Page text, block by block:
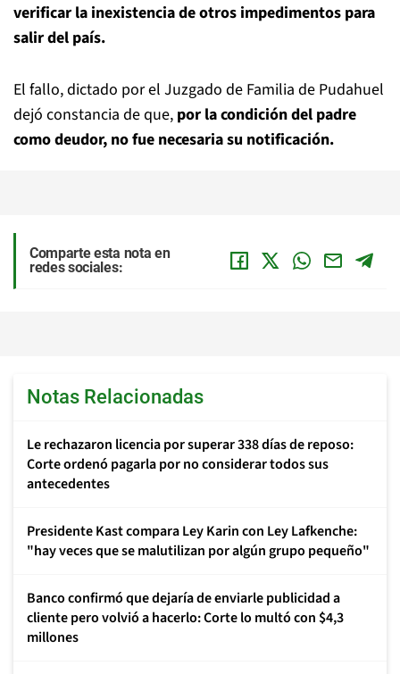
verificar la inexistencia de otros impedimentos para
salir del país.
El fallo, dictado por el Juzgado de Familia de Pudahuel
dejó constancia de que, por la condición del padre
como deudor, no fue necesaria su notificación.
Comparte esta nota en
redes sociales:
Notas Relacionadas
Le rechazaron licencia por superar 338 días de reposo:
Corte ordenó pagarla por no considerar todos sus
antecedentes
Presidente Kast compara Ley Karin con Ley Lafkenche:
"hay veces que se malutilizan por algún grupo pequeño"
Banco confirmó que dejaría de enviarle publicidad a
cliente pero volvió a hacerlo: Corte lo multó con $4,3
millones